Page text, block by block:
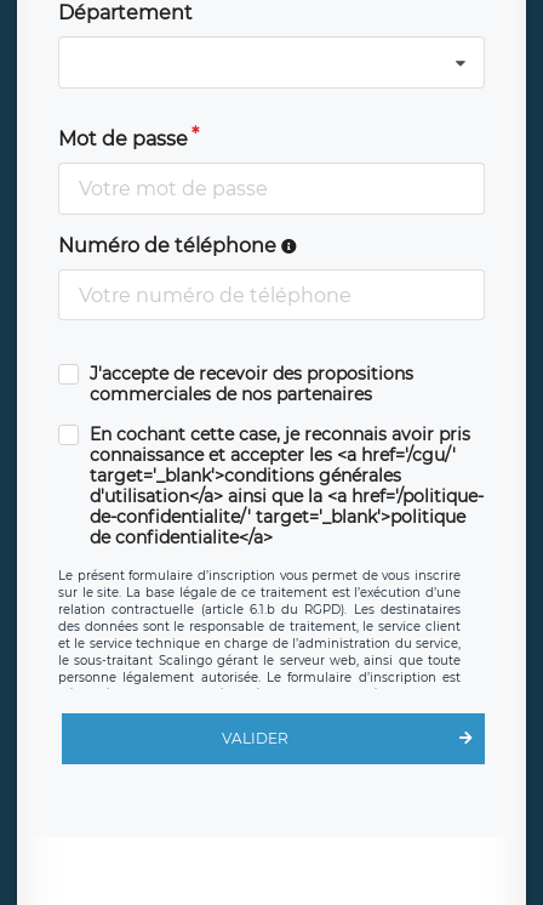
Département
Mot de passe
Numéro de téléphone
J'accepte de recevoir des propositions
commerciales de nos partenaires
En cochant cette case, je reconnais avoir pris
connaissance et accepter les <a href='/cgu/'
target='_blank'>conditions générales
d'utilisation</a> ainsi que la <a href='/politique-
de-confidentialite/' target='_blank'>politique
de confidentialite</a>
Le présent formulaire d’inscription vous permet de vous inscrire
sur le site. La base légale de ce traitement est l’exécution d’une
relation contractuelle (article 6.1.b du RGPD). Les destinataires
des données sont le responsable de traitement, le service client
et le service technique en charge de l’administration du service,
le sous-traitant Scalingo gérant le serveur web, ainsi que toute
personne légalement autorisée. Le formulaire d’inscription est
offrant desclauses de protection conformes au RGPD. Les
en sollicite la suppression, étant entendu que vous pouvez
demander la suppression de vos données et retirer votre
VALIDER